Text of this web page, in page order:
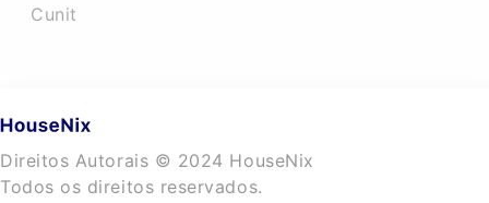
Cunit
Direitos Autorais © 2024 HouseNix
Todos os direitos reservados.